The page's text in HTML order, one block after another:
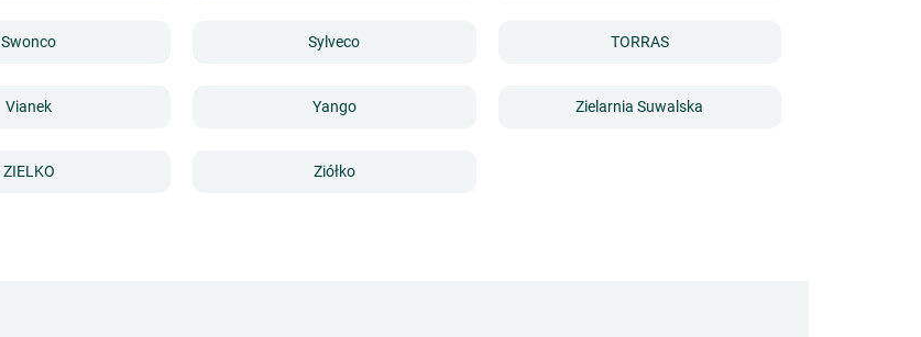
Swonco Sylveco TORRAS
Vianek Yango Zielarnia Suwalska
ZIELKO Ziółko